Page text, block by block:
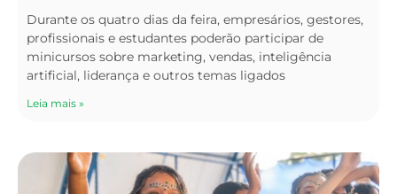
Durante os quatro dias da feira, empresários, gestores,
profissionais e estudantes poderão participar de
minicursos sobre marketing, vendas, inteligência
artificial, liderança e outros temas ligados
Leia mais »